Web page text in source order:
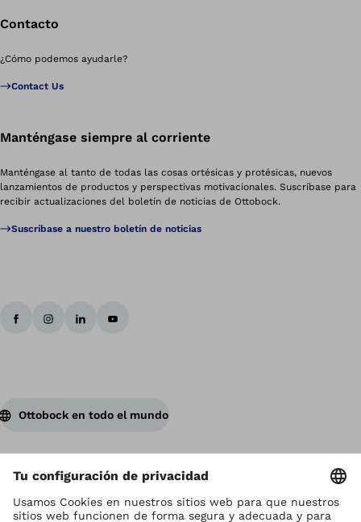
Contacto
¿Cómo podemos ayudarle?
Contact Us
Manténgase siempre al corriente
Manténgase al tanto de todas las cosas ortésicas y protésicas, nuevos
lanzamientos de productos y perspectivas motivacionales. Suscríbase para
recibir actualizaciones del boletín de noticias de Ottobock.
Suscríbase a nuestro boletín de noticias
Ottobock en todo el mundo
Los derechos de autor son propiedad de Ottobock
Configuración de cookies